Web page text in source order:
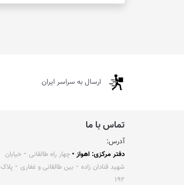
ارسال به سراسر ایران
تماس با ما
آدرس:
دفتر مرکزی: اهواز • چهار راه طالقانی ⁃ خیابان
شهید قنادان زاده ⁃ بین طالقانی و غفاری ⁃ پلاک
۱۹۲